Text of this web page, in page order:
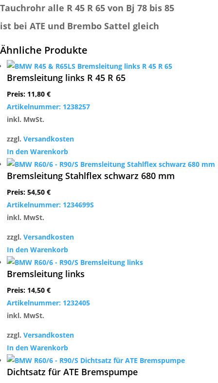
Tauchrohr alle R 45 R 65 von Bj 78 bis 85
ist bei ATE und Brembo Sattel gleich
Ähnliche Produkte
Bremsleitung links R 45 R 65
Preis: 11,80 €
Artikelnummer: 1238257
inkl. MwSt.
zzgl. Versandkosten
In den Warenkorb
Bremsleitung Stahlflex schwarz 680 mm
Preis: 54,50 €
Artikelnummer: 1234699S
inkl. MwSt.
zzgl. Versandkosten
In den Warenkorb
Bremsleitung links
Preis: 14,50 €
Artikelnummer: 1232405
inkl. MwSt.
zzgl. Versandkosten
In den Warenkorb
Dichtsatz für ATE Bremspumpe